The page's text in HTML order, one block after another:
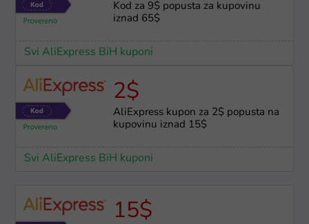
Kod za 9$ popusta za kupovinu
iznad 65$
Svi AliExpress BiH kuponi
2$
AliExpress kupon za 2$ popusta na
kupovinu iznad 15$
Svi AliExpress BiH kuponi
15$